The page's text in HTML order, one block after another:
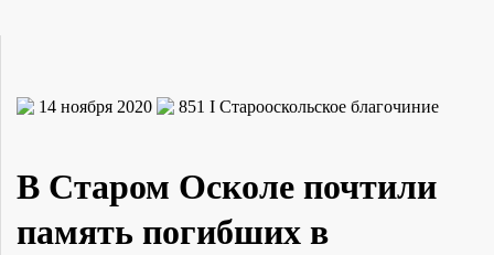
14 ноября 2020 851 I Старооскольское благочиние
В Старом Осколе почтили
память погибших в